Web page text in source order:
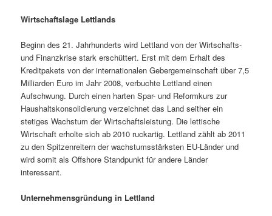
Wirtschaftslage Lettlands
Beginn des 21. Jahrhunderts wird Lettland von der Wirtschafts-
und Finanzkrise stark erschüttert. Erst mit dem Erhalt des
Kreditpakets von der internationalen Gebergemeinschaft über 7,5
Milliarden Euro im Jahr 2008, verbuchte Lettland einen
Aufschwung. Durch einen harten Spar- und Reformkurs zur
Haushaltskonsolidierung verzeichnet das Land seither ein
stetiges Wachstum der Wirtschaftsleistung. Die lettische
Wirtschaft erholte sich ab 2010 ruckartig. Lettland zählt ab 2011
zu den Spitzenreitern der wachstumsstärksten EU-Länder und
wird somit als Offshore Standpunkt für andere Länder
interessant.
Unternehmensgründung in Lettland